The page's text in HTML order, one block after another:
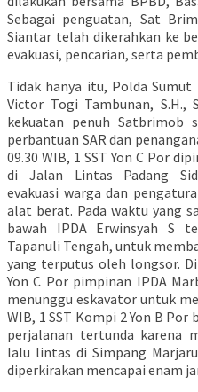
Sebagai penguatan, Sat
Siantar telah dikerahkan ke
evakuasi, pencarian, serta
Tidak hanya itu, Polda
Victor Togi Tambunan, S.H.,
kekuatan penuh Satbrimob
perbantuan SAR dan
09.30 WIB, 1 SST Yon C Por
di Jalan Lintas Padang
evakuasi warga dan
alat berat. Pada waktu yang
bawah IPDA Erwinsyah S
Tapanuli Tengah, untuk
yang terputus oleh longsor.
Yon C Por pimpinan IPDA
menunggu eskavator untuk
WIB, 1 SST Kompi 2 Yon B
perjalanan tertunda karena
lalu lintas di Simpang
diperkirakan mencapai enam